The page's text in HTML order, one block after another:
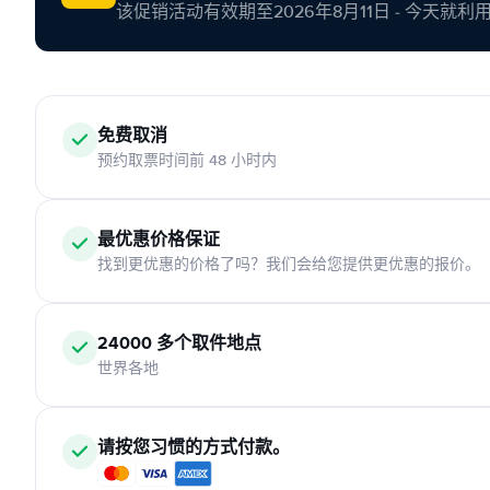
该促销活动有效期至2026年8月11日 - 今天就利用
免费取消
预约取票时间前 48 小时内
最优惠价格保证
找到更优惠的价格了吗？我们会给您提供更优惠的报价。
24000 多个取件地点
世界各地
请按您习惯的方式付款。